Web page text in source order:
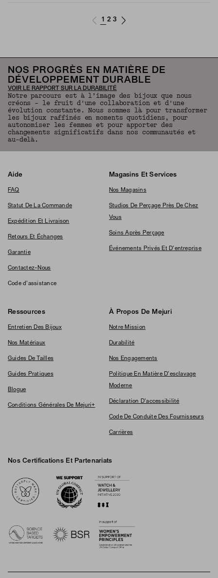
1 2 3
NOS PROGRÈS EN MATIÈRE DE
DÉVELOPPEMENT DURABLE
VOIR LE RAPPORT SUR LA DURABILITÉ
Notre parcours est à l’image des bijoux que nous
créons – le fruit d'une collaboration et d'une
évolution constante. Nous sommes là pour transformer
les bijoux raffinés en moments quotidiens, pour
autonomiser les femmes et pour apporter des
changements significatifs dans nos communautés et
au-delà.
Aide
FAQ
Statut De La Commande
Expédition Et Livraison
Retours Et Échanges
Garantie
Contactez-Nous
Code d'assistance
Magasins Et Services
Nos Magasins
Studios De Perçage Près De Chez
Vous
Soins Après Perçage
Événements Privés Et D'entreprise
Ressources
Entretien Des Bijoux
Nos Matériaux
Guides De Tailles
Guides Pratiques
Blogue
Conditions Générales De Mejuri+
À Propos De Mejuri
Notre Mission
Durabilité
Nos Engagements
Politique En Matière D'esclavage
Moderne
Déclaration D'accessibilité
Code De Conduite Des Fournisseurs
Carrières
Nos Certifications Et Partenariats